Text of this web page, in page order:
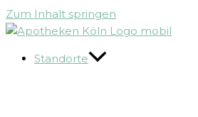
Zum Inhalt springen
Standorte